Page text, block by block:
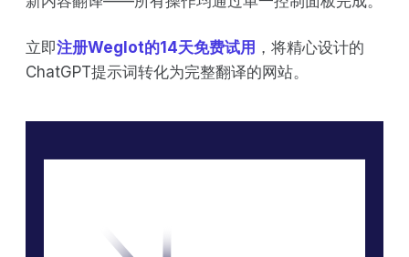
立即注册Weglot的14天免费试用 ，将精心设计的
ChatGPT提示词转化为完整翻译的网站。